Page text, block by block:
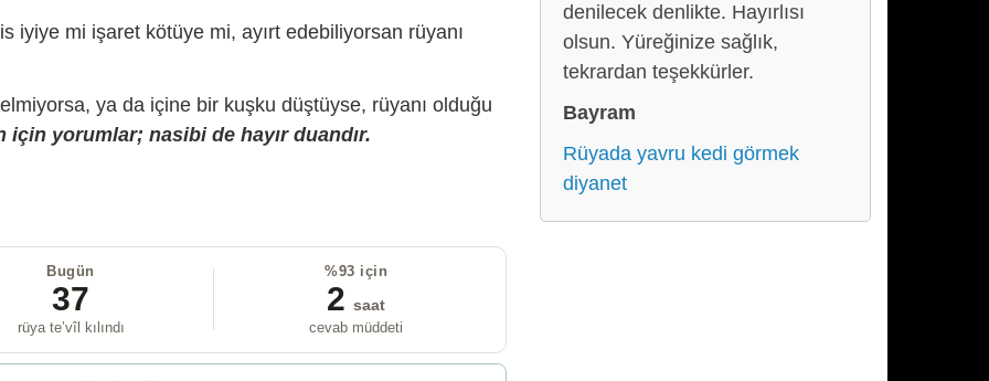
iyiye mi işaret kötüye mi, ayırt edebiliyorsan rüyanı
ya da içine bir kuşku düştüyse, rüyanı olduğu
için yorumlar; nasibi de hayır duandır.
Bugün
37
rüya te’vîl kılındı
%93 için
2 saat
cevab müddeti
denilecek denlikte. Hayırlısı
olsun. Yüreğinize sağlık,
tekrardan teşekkürler.
Bayram
Rüyada yavru kedi görmek
diyanet